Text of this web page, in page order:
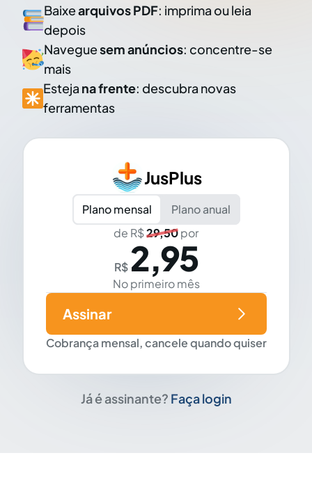
Baixearquivos PDF: imprima ou leia
depois
Naveguesem anúncios: concentre-se
mais
Esteja na frente: descubra novas
ferramentas
JusPlus
Plano mensal
Plano anual
de R$29,50por
R$ 2,95
No primeiro mês
Cobrança mensal, cancele quando quiser
Assinar
Já é assinante? Faça login